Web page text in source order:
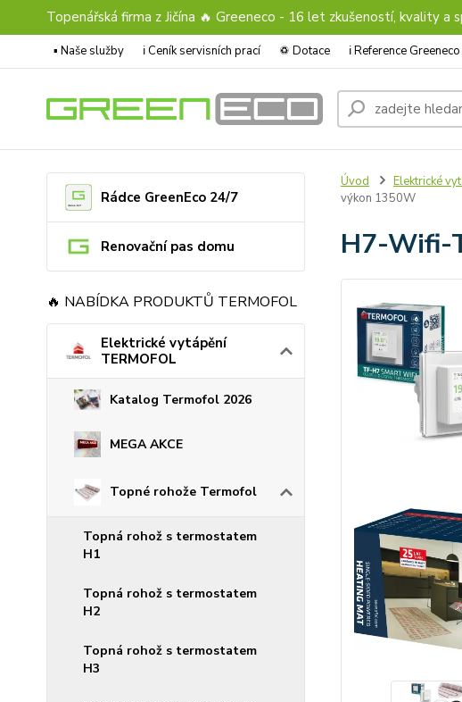
Topenářská firma z Jičína 🔥 Greeneco - 16 let zkušeností, kvality
▪️ Naše služby ℹ︎ Ceník servisních prací ♽ Dotace ℹ︎ Reference Greeneco
Rádce GreenEco 24/7
Renovační pas domu
🔥 NABÍDKA PRODUKTŮ TERMOFOL
Elektrické vytápění
TERMOFOL
Katalog Termofol 2026
MEGA AKCE
Topné rohože Termofol
Topná rohož s termostatem
H1
Topná rohož s termostatem
H2
Topná rohož s termostatem
H3
Úvod Elektrické
výkon 1350W
H7-Wifi-